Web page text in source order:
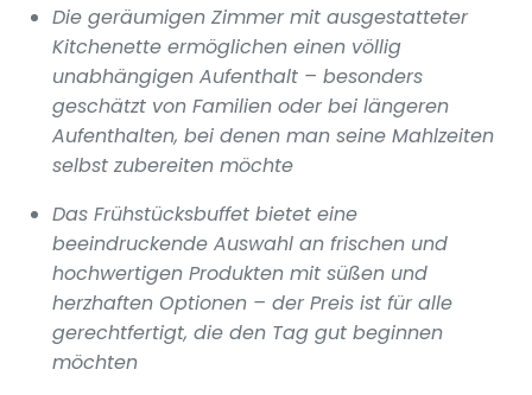
Die geräumigen Zimmer mit ausgestatteter
Kitchenette ermöglichen einen völlig
unabhängigen Aufenthalt – besonders
geschätzt von Familien oder bei längeren
Aufenthalten, bei denen man seine Mahlzeiten
selbst zubereiten möchte
Das Frühstücksbuffet bietet eine
beeindruckende Auswahl an frischen und
hochwertigen Produkten mit süßen und
herzhaften Optionen – der Preis ist für alle
gerechtfertigt, die den Tag gut beginnen
möchten